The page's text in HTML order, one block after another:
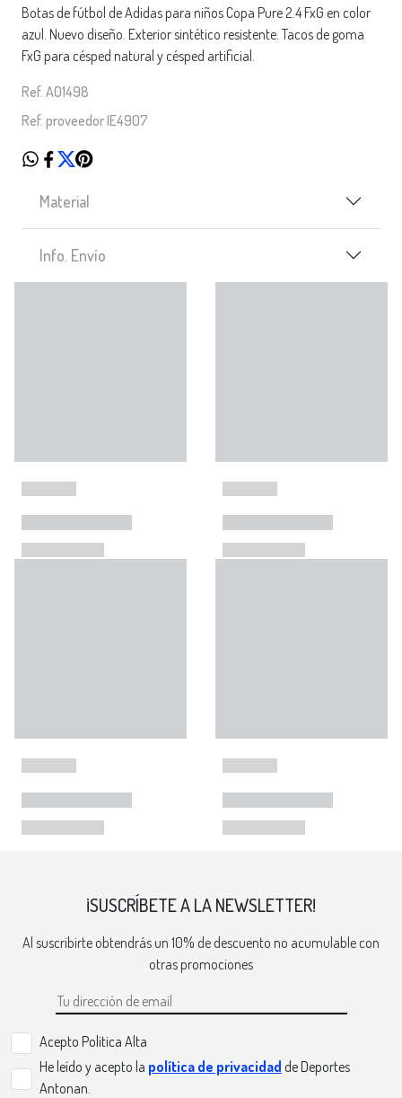
Botas de fútbol de Adidas para niños Copa Pure 2.4 FxG en color
azul. Nuevo diseño. Exterior sintético resistente. Tacos de goma
FxG para césped natural y césped artificial.
Ref. A01498
Ref. proveedor IE4907
Material
Info. Envío
¡SUSCRÍBETE A LA NEWSLETTER!
Al suscribirte obtendrás un 10% de descuento no acumulable con
otras promociones
Acepto Politica Alta
He leído y acepto la política de privacidad de Deportes
Antonan.